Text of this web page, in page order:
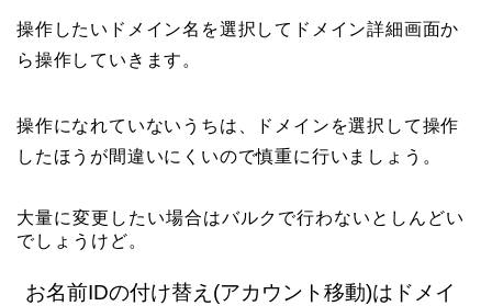
操作したいドメイン名を選択してドメイン詳細画面か
ら操作していきます。
操作になれていないうちは、ドメインを選択して操作
したほうが間違いにくいので慎重に行いましょう。
大量に変更したい場合はバルクで行わないとしんどい
でしょうけど。
お名前IDの付け替え(アカウント移動)はドメイ